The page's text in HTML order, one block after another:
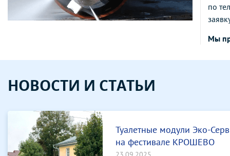
по
Мы
НОВОСТИ И СТАТЬИ
Туалетные модули Эко-
на фестивале КРОШЕВО